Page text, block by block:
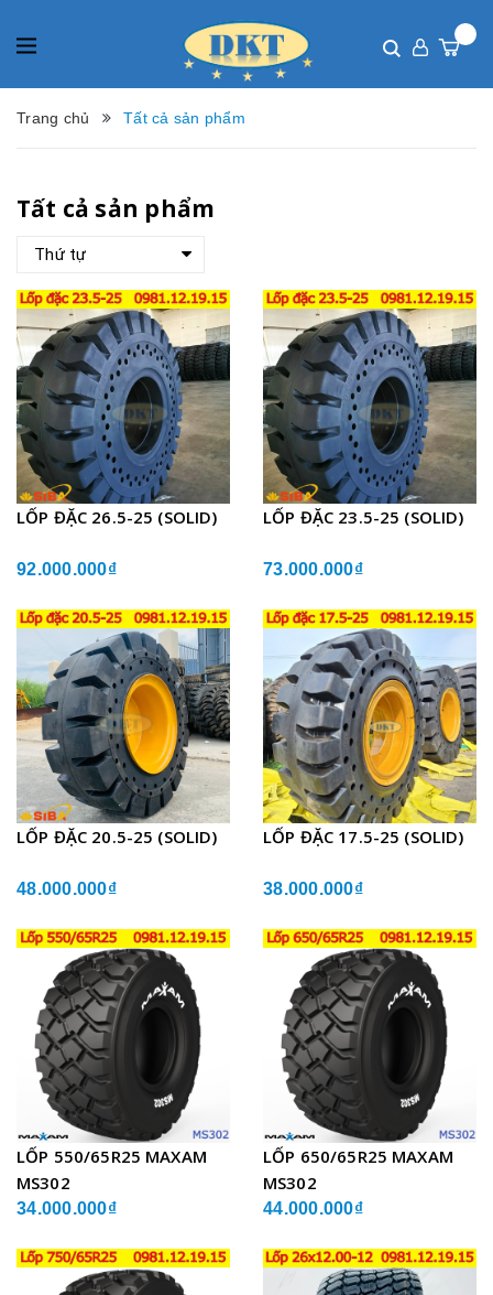
Trang chủ Tất cả sản phẩm
Tất cả sản phẩm
Thứ tự
LỐP ĐẶC 26.5-25 (SOLID)
92.000.000₫
LỐP ĐẶC 23.5-25 (SOLID)
73.000.000₫
LỐP ĐẶC 20.5-25 (SOLID)
48.000.000₫
LỐP ĐẶC 17.5-25 (SOLID)
38.000.000₫
LỐP 550/65R25 MAXAM
MS302
34.000.000₫
LỐP 650/65R25 MAXAM
MS302
44.000.000₫